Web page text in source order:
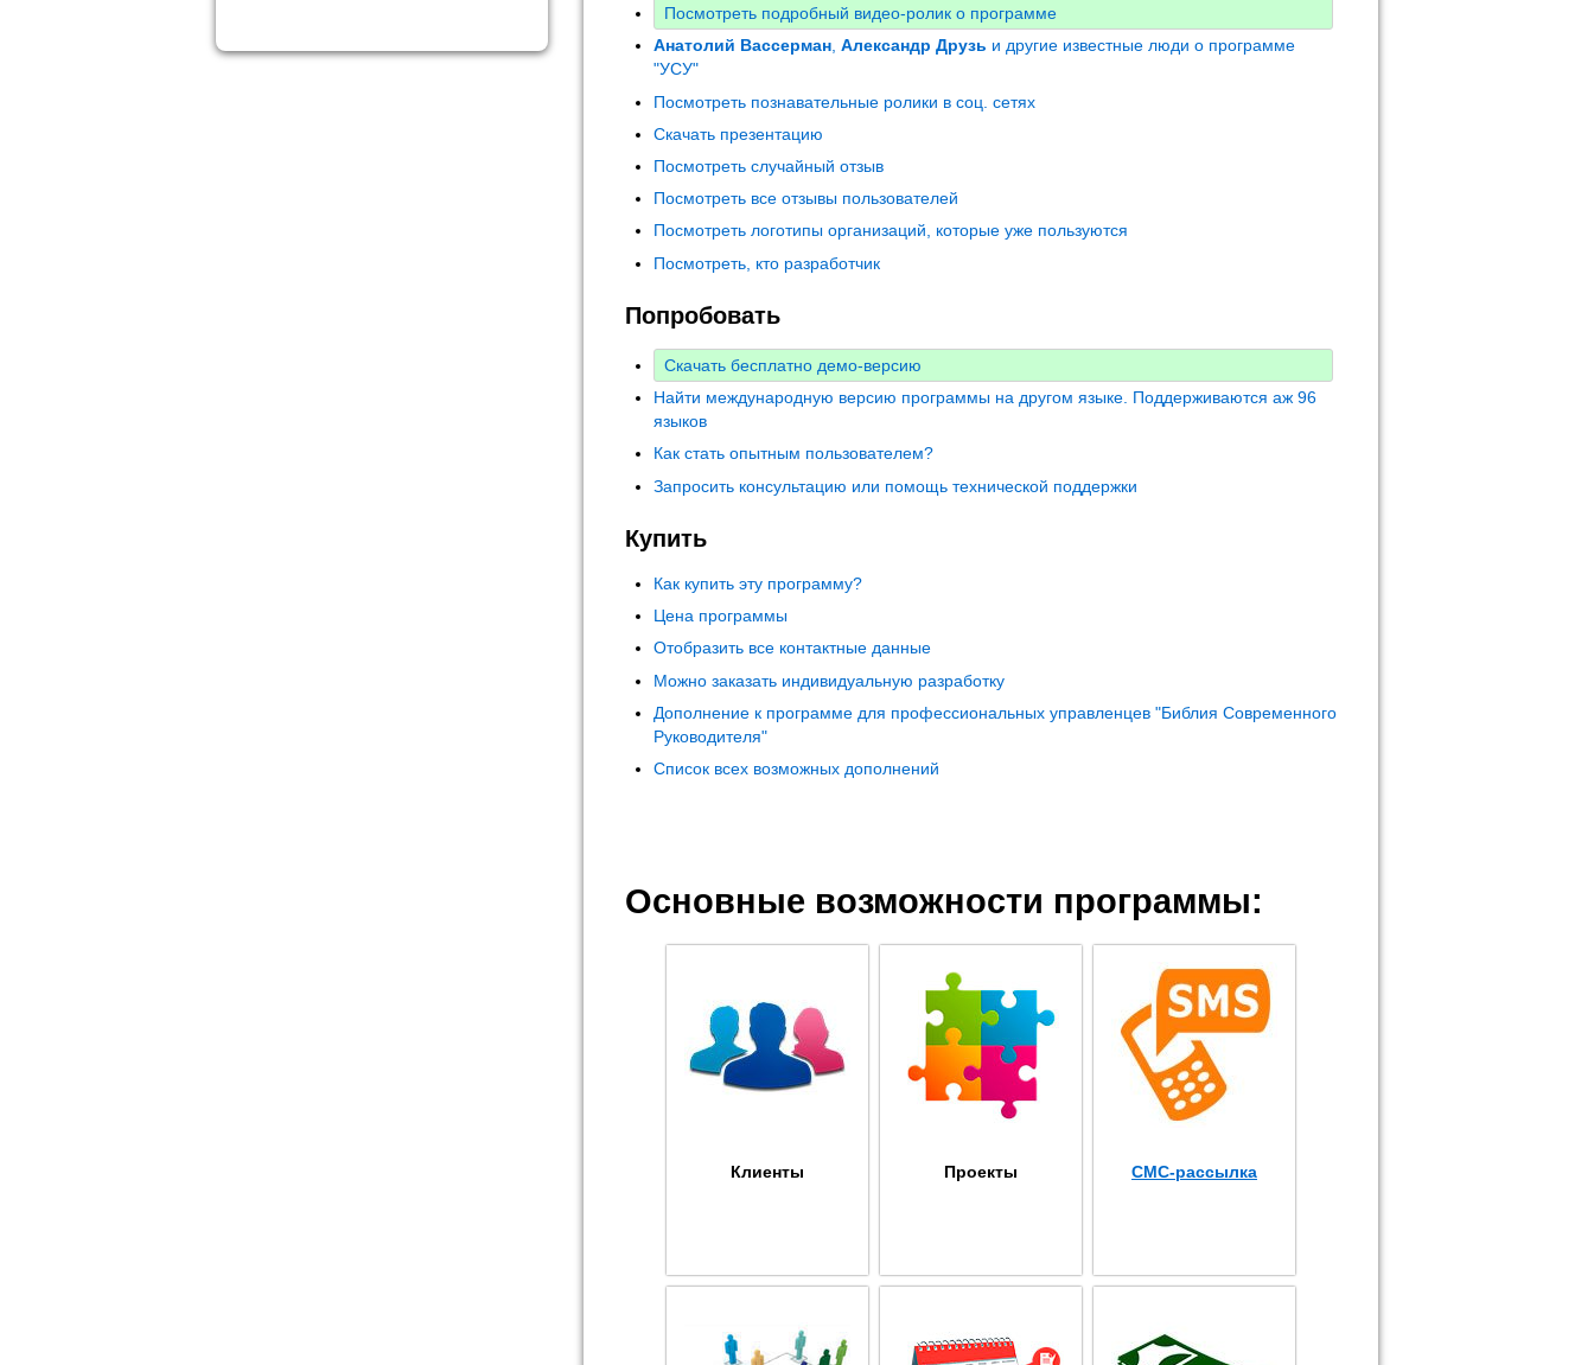
Посмотреть подробный видео-ролик о программе
Анатолий Вассерман, Александр Друзь и другие известные люди о программе
"УСУ"
Посмотреть познавательные ролики в соц. сетях
Скачать презентацию
Посмотреть случайный отзыв
Посмотреть все отзывы пользователей
Посмотреть логотипы организаций, которые уже пользуются
Посмотреть, кто разработчик
Попробовать
Скачать бесплатно демо-версию
Найти международную версию программы на другом языке. Поддерживаются аж 96
языков
Как стать опытным пользователем?
Запросить консультацию или помощь технической поддержки
Купить
Как купить эту программу?
Цена программы
Отобразить все контактные данные
Можно заказать индивидуальную разработку
Дополнение к программе для профессиональных управленцев "Библия Современного
Руководителя"
Список всех возможных дополнений
Основные возможности программы:
Клиенты Проекты СМС-рассылка